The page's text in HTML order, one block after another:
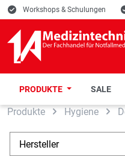
Hauptinhalt springen
Zur Suche springen
Zur Hauptnavigation
E Workshops & Schulungen
PRODUKTE SALE
Produkte Hygiene
Hersteller